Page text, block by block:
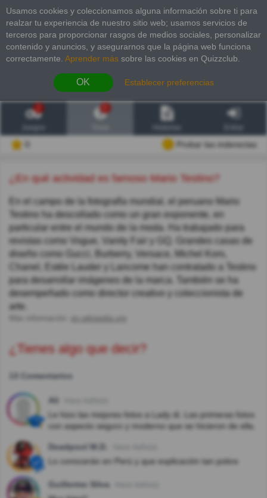
Usamos cookies y coleccionamos alguna información sobre ti para
realzar tu experiencia de nuestro sitio web; usamos servicios de
terceros para proporcionar rasgos de medios sociales, personalizar
contenido y anuncios, y asegurarnos que la página web funciona
correctamente. Aprender más sobre las cookies en Quizzclub.
OK Establecer preferencias
2
Probar las inderectas
¿En qué actividad es famoso Mario Testino?
En el campo de la fotografía mundial, el peruano Mario
Testino ha descollado como un gran exponente, en
particular entre el mundo de la moda. Ha trabajado para
revistas como Vogue, Vanity Fair y GQ. Grandes casas de
diseño como Gucci, Burberry, Versace, Michel Kors,
Chanel, Estée Lauder y Lancome han contratado a Testino
para desarrollar imágenes de la marca. También se ha
desempeñado como director creativo y coleccionista de
arte.
en.wikipedia.org
¿Tienes algo que decir?
13 Comentarios
Ali
Le hizo las mejores fotos a Lady di. Las primeras fotos
con aspecto seguro y moderno que se hicieron de ella.
Deadpool M.D.
Lo conocerán en Perú y que explicación tan pobre
Guillermo Silva